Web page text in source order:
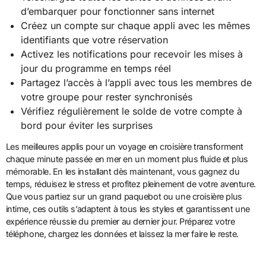
d’embarquer pour fonctionner sans internet
Créez un compte sur chaque appli avec les mêmes
identifiants que votre réservation
Activez les notifications pour recevoir les mises à
jour du programme en temps réel
Partagez l’accès à l’appli avec tous les membres de
votre groupe pour rester synchronisés
Vérifiez régulièrement le solde de votre compte à
bord pour éviter les surprises
Les meilleures applis pour un voyage en croisière transforment
chaque minute passée en mer en un moment plus fluide et plus
mémorable. En les installant dès maintenant, vous gagnez du
temps, réduisez le stress et profitez pleinement de votre aventure.
Que vous partiez sur un grand paquebot ou une croisière plus
intime, ces outils s’adaptent à tous les styles et garantissent une
expérience réussie du premier au dernier jour. Préparez votre
téléphone, chargez les données et laissez la mer faire le reste.